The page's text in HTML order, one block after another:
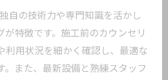
自の技術力や専門知識を活かし
が特徴です。施工前のカウンセリ
利用状況を細かく確認し、最適な
。また、最新設備と熟練スタッフ